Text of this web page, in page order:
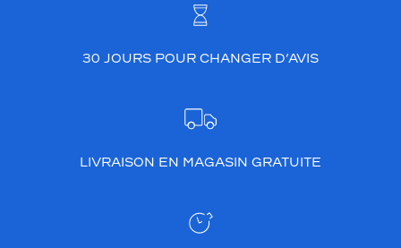
30 JOURS POUR CHANGER D’AVIS
LIVRAISON EN MAGASIN GRATUITE